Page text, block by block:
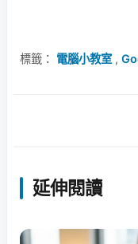
標籤： 電腦小教室 ,
延伸閱讀